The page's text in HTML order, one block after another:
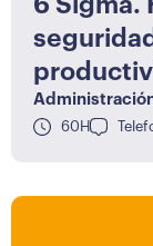
60H